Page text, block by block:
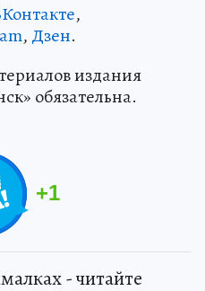
,
, Дзен.
издания
обязательна.
+1
- читайте